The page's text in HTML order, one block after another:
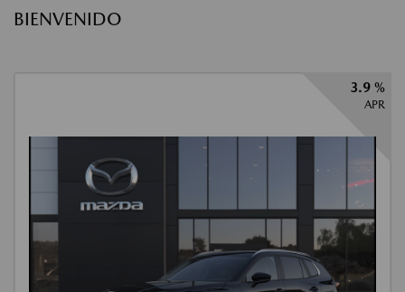
BIENVENIDO
3.9 %
APR